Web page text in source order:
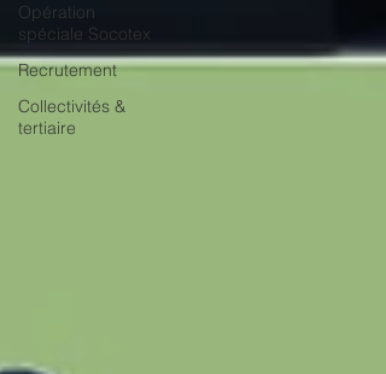
Opération
spéciale Socotex
Recrutement
Collectivités &
tertiaire